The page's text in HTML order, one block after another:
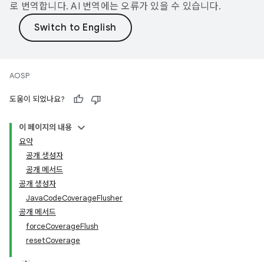
로 번역합니다. AI 번역에는 오류가 있을 수 있습니다.
AOSP
도움이 되었나요?
이 페이지의 내용
요약
공개 생성자
공개 메서드
공개 생성자
JavaCodeCoverageFlusher
공개 메서드
forceCoverageFlush
resetCoverage